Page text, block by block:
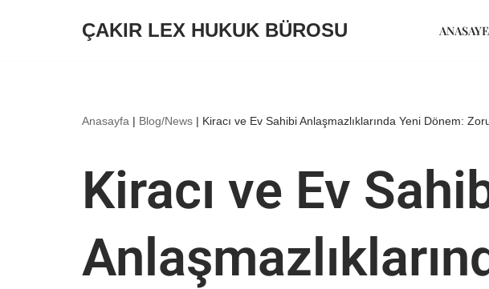
ÇAKIR LEX HUKUK BÜROSU
Anasayfa | Blog/News | Kiracı ve Ev Sahibi Anlaşmazlıklarında Yeni Dönem:
Kiracı ve Ev